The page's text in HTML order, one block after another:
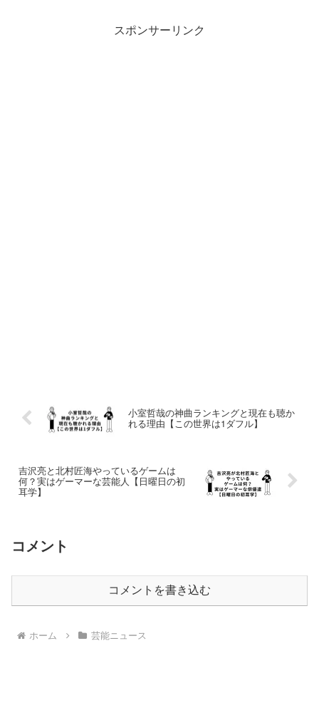
スポンサーリンク
小室哲哉の神曲ランキングと現在も聴か
れる理由【この世界は1ダフル】
吉沢亮と北村匠海やっているゲームは
何？実はゲーマーな芸能人【日曜日の初
耳学】
コメント
コメントを書き込む
ホーム 芸能ニュース